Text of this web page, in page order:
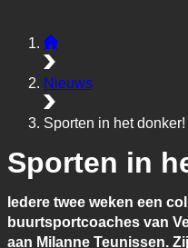
Nieuws
Sporten in het donker!
Sporten in
Iedere twee weken een
buurtsportcoaches van
aan Milanne Teunissen.